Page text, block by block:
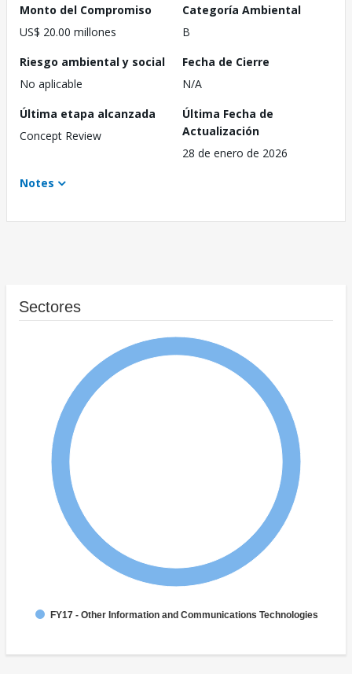
Monto del Compromiso
US$ 20.00 millones
Categoría Ambiental
B
Riesgo ambiental y social
No aplicable
Fecha de Cierre
N/A
Última etapa alcanzada
Concept Review
Última Fecha de
Actualización
28 de enero de 2026
Notes
Sectores
FY17 - Other Information and Communications Technologies